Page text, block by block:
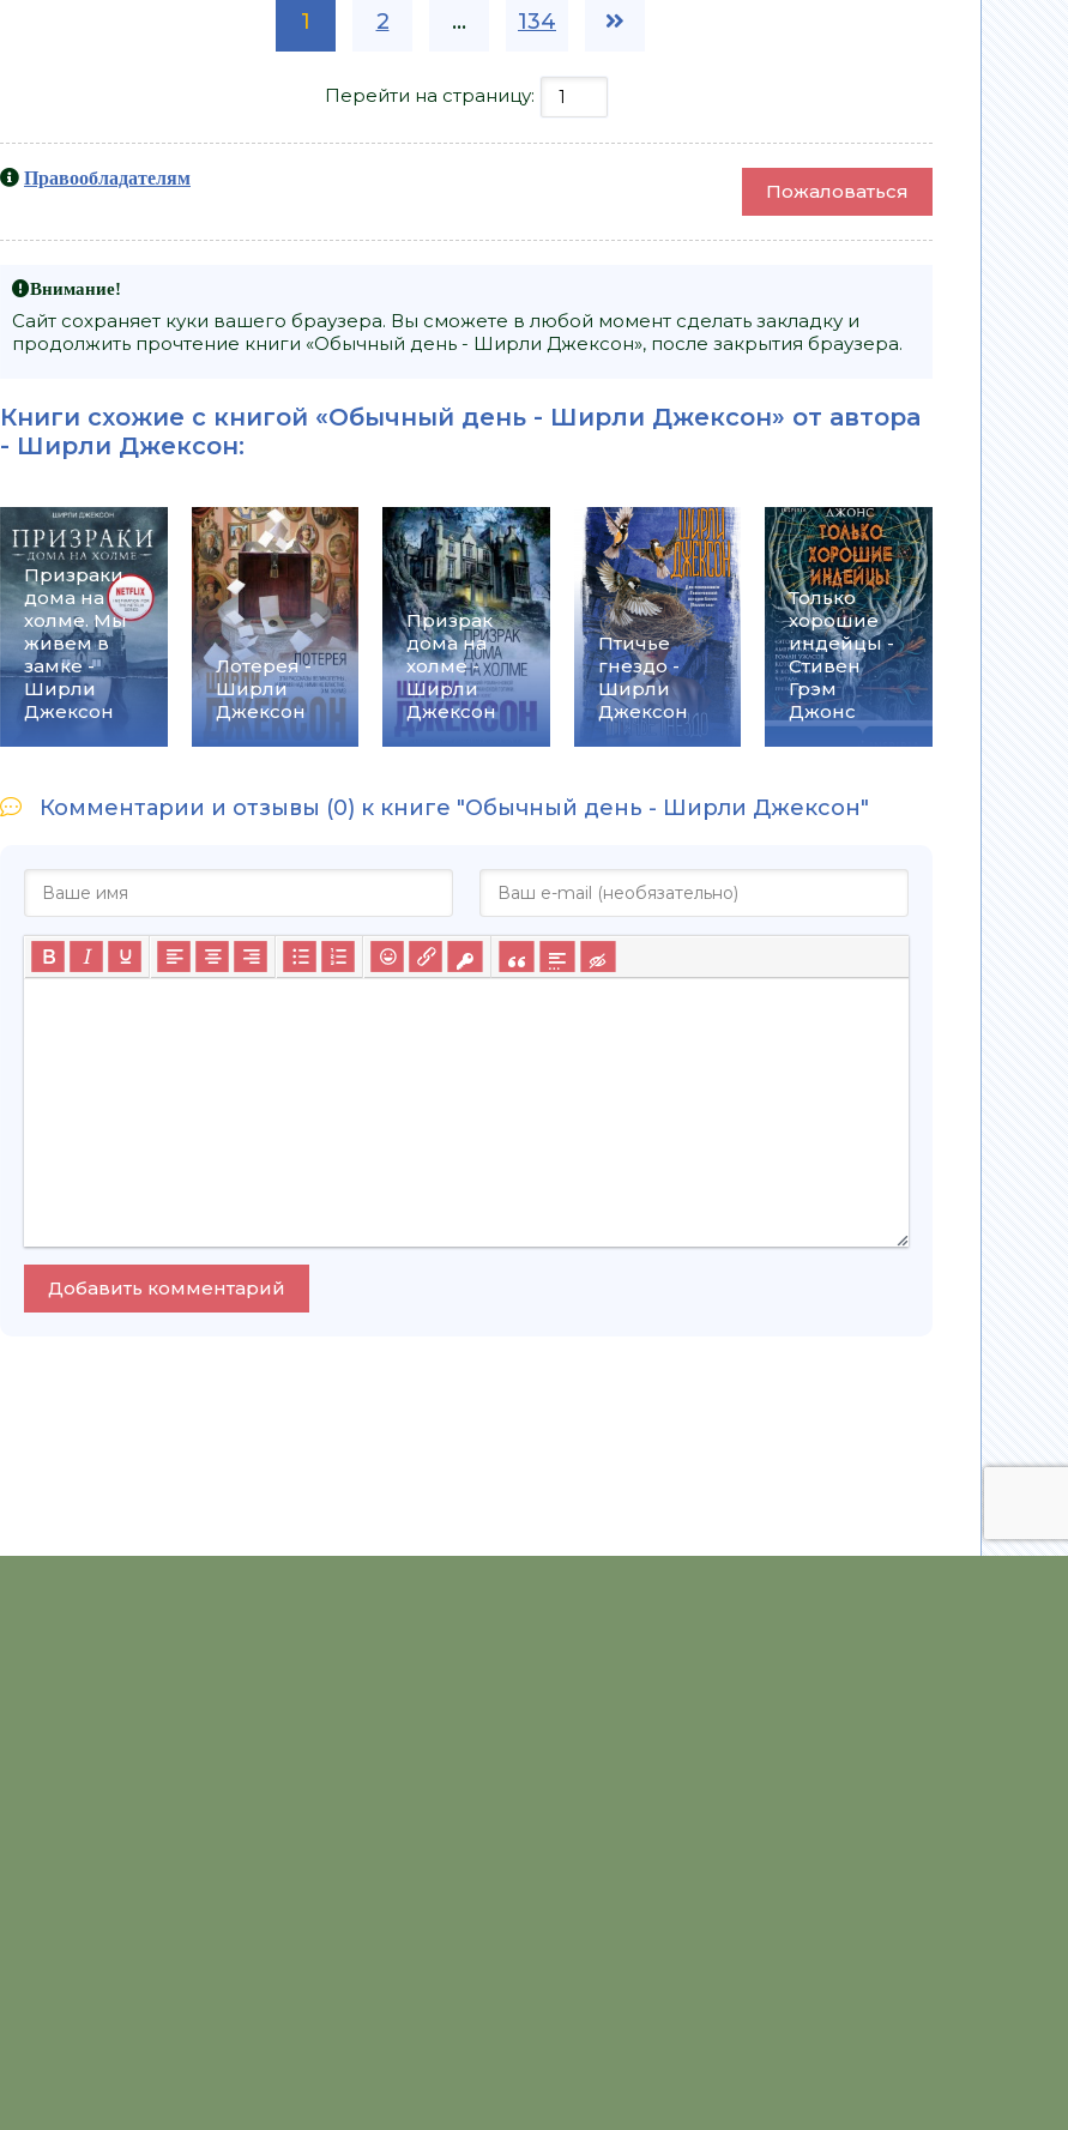
1 2 ... 134
Перейти на страницу:
Правообладателям
Пожаловаться
Внимание!
Сайт сохраняет куки вашего браузера. Вы сможете в любой момент сделать закладку и
продолжить прочтение книги «Обычный день - Ширли Джексон», после закрытия браузера.
Книги схожие с книгой «Обычный день - Ширли Джексон» от автора
- Ширли Джексон:
Призраки
дома на
холме. Мы
живем в
замке -
Ширли
Джексон
Лотерея -
Ширли
Джексон
Призрак
дома на
холме -
Ширли
Джексон
Птичье
гнездо -
Ширли
Джексон
Только
хорошие
индейцы -
Стивен
Грэм
Джонс
Комментарии и отзывы (0) к книге "Обычный день - Ширли Джексон"
Добавить комментарий